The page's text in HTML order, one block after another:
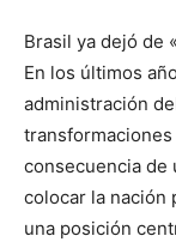
Brasil ya dejó de
En los últimos
administración
consecuencia de
colocar la nación
una posición